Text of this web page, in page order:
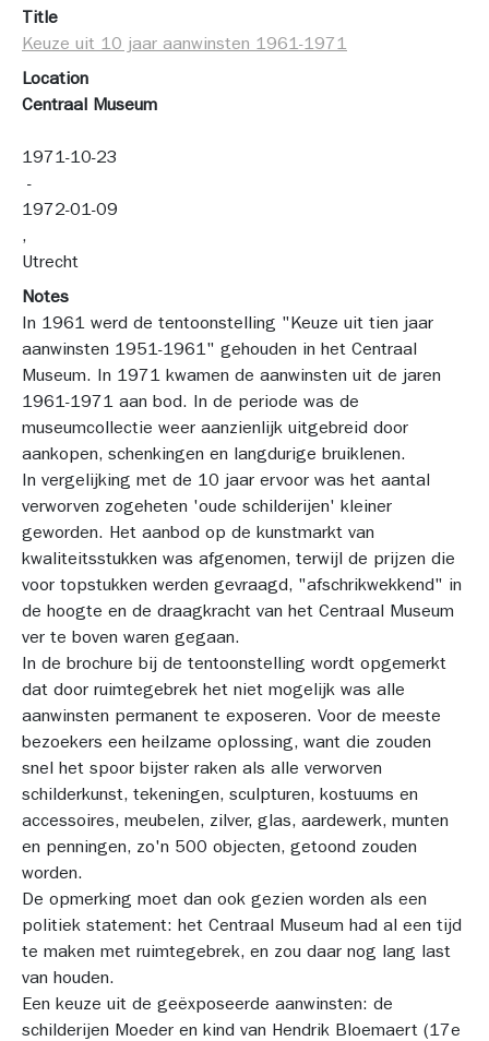
Title
Keuze uit 10 jaar aanwinsten 1961-1971
Location
Centraal Museum
1971-10-23
-
1972-01-09
,
Utrecht
Notes
In 1961 werd de tentoonstelling "Keuze uit tien jaar
aanwinsten 1951-1961" gehouden in het Centraal
Museum. In 1971 kwamen de aanwinsten uit de jaren
1961-1971 aan bod. In de periode was de
museumcollectie weer aanzienlijk uitgebreid door
aankopen, schenkingen en langdurige bruiklenen.
In vergelijking met de 10 jaar ervoor was het aantal
verworven zogeheten 'oude schilderijen' kleiner
geworden. Het aanbod op de kunstmarkt van
kwaliteitsstukken was afgenomen, terwijl de prijzen die
voor topstukken werden gevraagd, "afschrikwekkend" in
de hoogte en de draagkracht van het Centraal Museum
ver te boven waren gegaan.
In de brochure bij de tentoonstelling wordt opgemerkt
dat door ruimtegebrek het niet mogelijk was alle
aanwinsten permanent te exposeren. Voor de meeste
bezoekers een heilzame oplossing, want die zouden
snel het spoor bijster raken als alle verworven
schilderkunst, tekeningen, sculpturen, kostuums en
accessoires, meubelen, zilver, glas, aardewerk, munten
en penningen, zo'n 500 objecten, getoond zouden
worden.
De opmerking moet dan ook gezien worden als een
politiek statement: het Centraal Museum had al een tijd
te maken met ruimtegebrek, en zou daar nog lang last
van houden.
Een keuze uit de geëxposeerde aanwinsten: de
schilderijen Moeder en kind van Hendrik Bloemaert (17e